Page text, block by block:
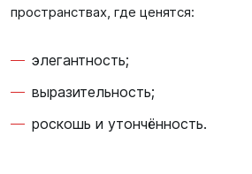
пространствах, где ценятся:
элегантность;
выразительность;
роскошь и утончённость.